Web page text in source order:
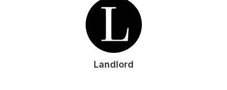
Landlord